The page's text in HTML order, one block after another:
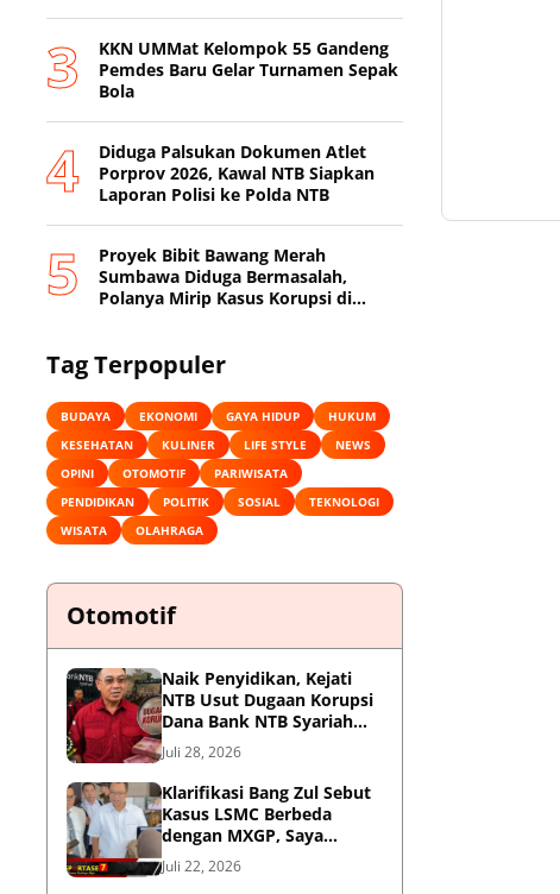
KKN UMMat Kelompok 55 Gandeng
Pemdes Baru Gelar Turnamen Sepak
Bola
Diduga Palsukan Dokumen Atlet
Porprov 2026, Kawal NTB Siapkan
Laporan Polisi ke Polda NTB
Proyek Bibit Bawang Merah
Sumbawa Diduga Bermasalah,
Polanya Mirip Kasus Korupsi di
Tag Terpopuler
BUDAYA EKONOMI GAYA HIDUP
HUKUM
KESEHATAN
KULINER LIFE STYLE
NEWS
OPINI
OTOMOTIF
PARIWISATA
PENDIDIKAN
POLITIK SOSIAL
TEKNOLOGI
WISATA
OLAHRAGA
Otomotif
Naik Penyidikan, Kejati
NTB Usut Dugaan Korupsi
Dana Bank NTB Syariah
untuk MXGP 2023
Juli 28, 2026
Klarifikasi Bang Zul Sebut
Kasus LSMC Berbeda
dengan MXGP, Saya
Dipanggil Sebagai Saksi
Juli 22, 2026